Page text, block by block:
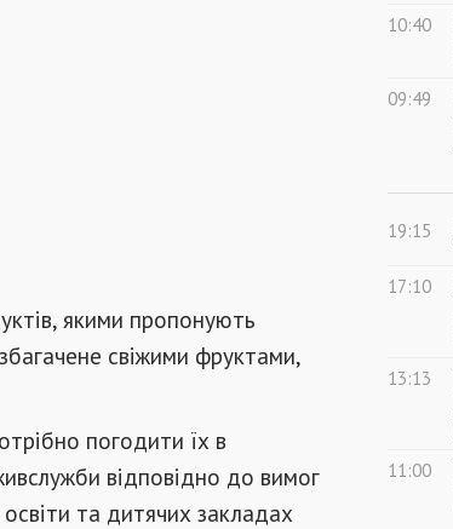
якими пропонують
свіжими фруктами,
погодити їх в
відповідно до вимог
та дитячих закладах
10:40
09:49
19:15
17:10
13:13
11:00